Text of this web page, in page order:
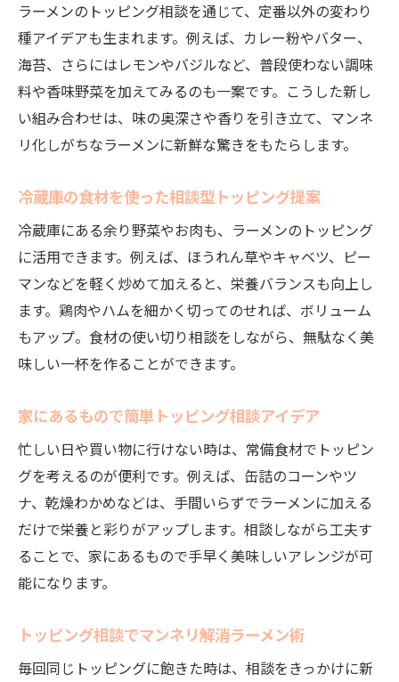
ラーメンのトッピング相談を通じて、定番以外の変わり
種アイデアも生まれます。例えば、カレー粉やバター、
海苔、さらにはレモンやバジルなど、普段使わない調味
料や香味野菜を加えてみるのも一案です。こうした新し
い組み合わせは、味の奥深さや香りを引き立て、マンネ
リ化しがちなラーメンに新鮮な驚きをもたらします。
冷蔵庫の食材を使った相談型トッピング提案
冷蔵庫にある余り野菜やお肉も、ラーメンのトッピング
に活用できます。例えば、ほうれん草やキャベツ、ピー
マンなどを軽く炒めて加えると、栄養バランスも向上し
ます。鶏肉やハムを細かく切ってのせれば、ボリューム
もアップ。食材の使い切り相談をしながら、無駄なく美
味しい一杯を作ることができます。
家にあるもので簡単トッピング相談アイデア
忙しい日や買い物に行けない時は、常備食材でトッピン
グを考えるのが便利です。例えば、缶詰のコーンやツ
ナ、乾燥わかめなどは、手間いらずでラーメンに加える
だけで栄養と彩りがアップします。相談しながら工夫す
ることで、家にあるもので手早く美味しいアレンジが可
能になります。
トッピング相談でマンネリ解消ラーメン術
毎回同じトッピングに飽きた時は、相談をきっかけに新